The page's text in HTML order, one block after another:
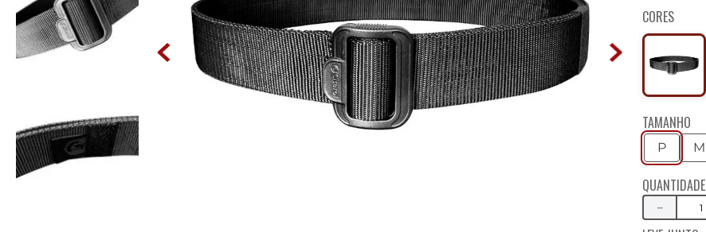
CORES
TAMANHO
P M
QUANTIDADE
－